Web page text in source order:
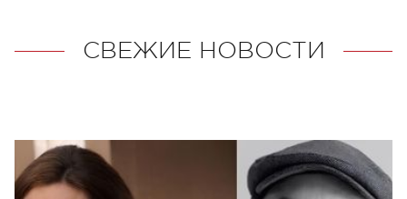
СВЕЖИЕ НОВОСТИ